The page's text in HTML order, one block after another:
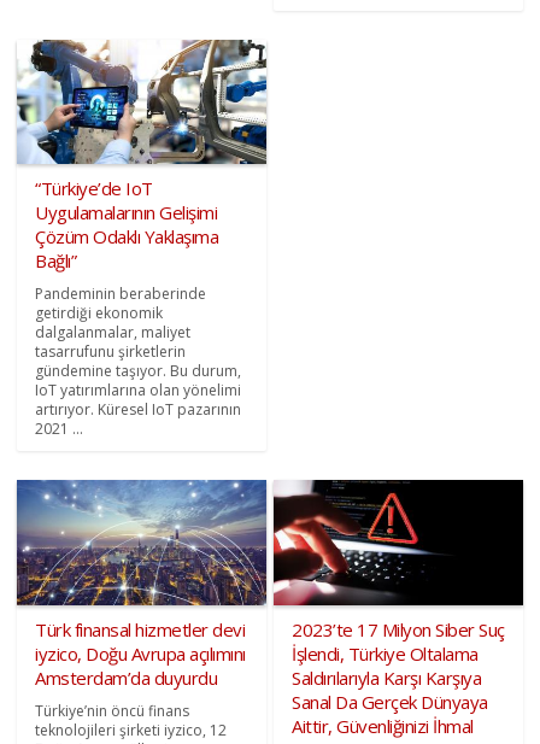
“Türkiye’de IoT
Uygulamalarının Gelişimi
Çözüm Odaklı Yaklaşıma
Bağlı”
Pandeminin beraberinde
getirdiği ekonomik
dalgalanmalar, maliyet
tasarrufunu şirketlerin
gündemine taşıyor. Bu durum,
IoT yatırımlarına olan yönelimi
artırıyor. Küresel IoT pazarının
2021 ...
Türk finansal hizmetler devi
iyzico, Doğu Avrupa açılımını
Amsterdam’da duyurdu
Türkiye’nin öncü finans
teknolojileri şirketi iyzico, 12
2023’te 17 Milyon Siber Suç
İşlendi, Türkiye Oltalama
Saldırılarıyla Karşı Karşıya
Sanal Da Gerçek Dünyaya
Aittir, Güvenliğinizi İhmal